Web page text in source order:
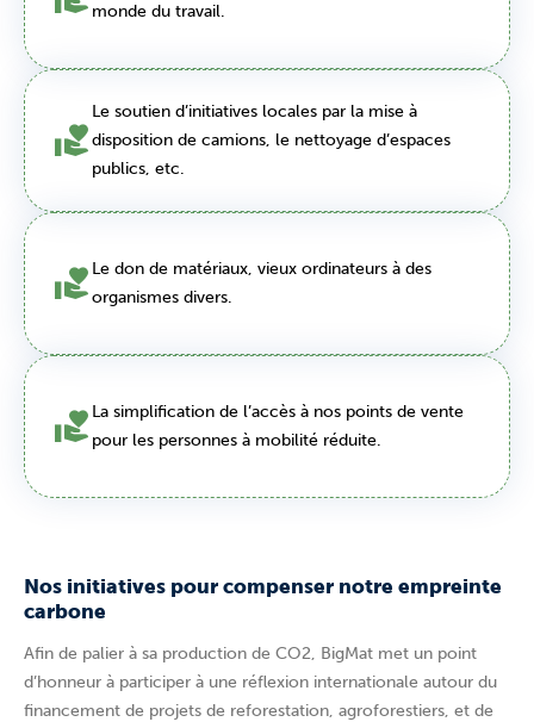
monde du travail.
Le soutien d’initiatives locales par la mise à
disposition de camions, le nettoyage d’espaces
publics, etc.
Le don de matériaux, vieux ordinateurs à des
organismes divers.
La simplification de l’accès à nos points de vente
pour les personnes à mobilité réduite.
Nos initiatives pour compenser notre empreinte
carbone
Afin de palier à sa production de CO2, BigMat met un point
d’honneur à participer à une réflexion internationale autour du
financement de projets de reforestation, agroforestiers, et de